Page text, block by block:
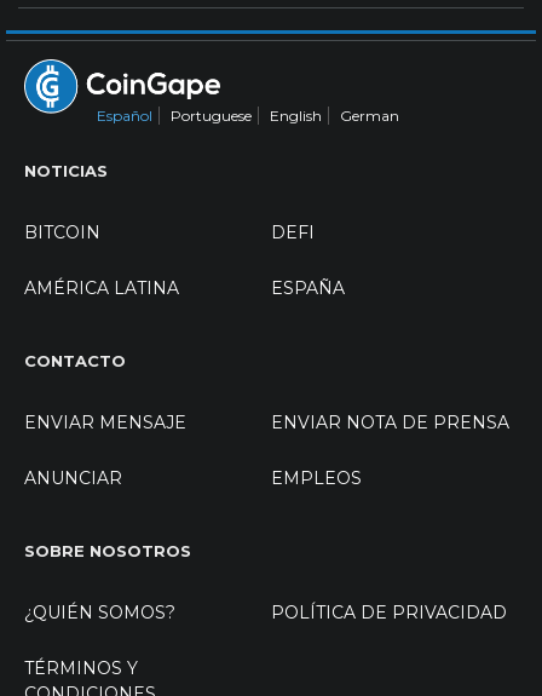
Español Portuguese English German
NOTICIAS
BITCOIN DEFI
AMÉRICA LATINA ESPAÑA
CONTACTO
ENVIAR MENSAJE ENVIAR NOTA DE PRENSA
ANUNCIAR EMPLEOS
SOBRE NOSOTROS
¿QUIÉN SOMOS? POLÍTICA DE PRIVACIDAD
TÉRMINOS Y